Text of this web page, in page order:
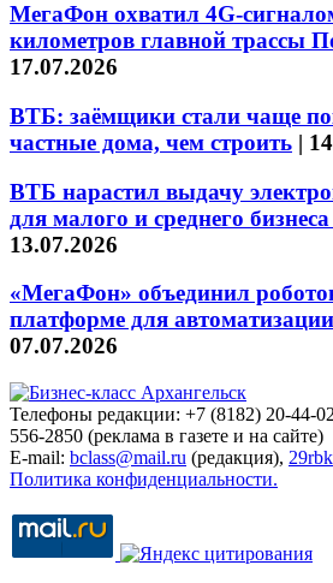
МегаФон охватил 4G-
километров главной трассы
17.07.2026
ВТБ: заёмщики стали чаще
частные дома, чем строить |
ВТБ нарастил выдачу
для малого и среднего
13.07.2026
«МегаФон» объединил
платформе для
07.07.2026
Телефоны редакции: +7 (8182) 20-44-
556-2850 (реклама в газете и на сайте)
E-mail: bclass@mail.ru (редакция),
Политика конфиденциальности.